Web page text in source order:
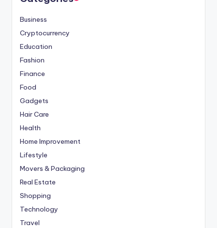
Business
Cryptocurrency
Education
Fashion
Finance
Food
Gadgets
Hair Care
Health
Home Improvement
Lifestyle
Movers & Packaging
Real Estate
Shopping
Technology
Travel